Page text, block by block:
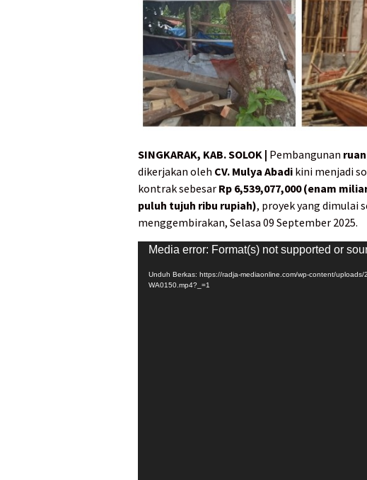
SINGKARAK, KAB. SOLOK | Pembangunan
dikerjakan oleh CV. Mulya Abadi kini menjadi
kontrak sebesar Rp 6,539,077,000 (enam
puluh tujuh ribu rupiah), proyek yang dimulai
menggembirakan, Selasa 09 September 2025.
Pemutar
Media error: Format(s) not supported or
Unduh Berkas: https://radja-mediaonline.com/wp-content/
WA0150.mp4?_=1